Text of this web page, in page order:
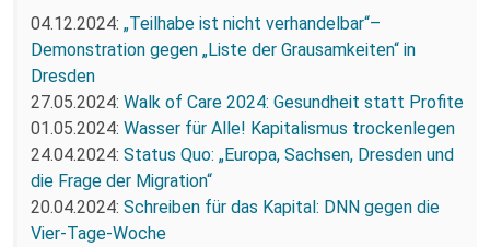
04.12.2024: „Teilhabe ist nicht verhandelbar“–
Demonstration gegen „Liste der Grausamkeiten“ in
Dresden
27.05.2024: Walk of Care 2024: Gesundheit statt Profite
01.05.2024: Wasser für Alle! Kapitalismus trockenlegen
24.04.2024: Status Quo: „Europa, Sachsen, Dresden und
die Frage der Migration“
20.04.2024: Schreiben für das Kapital: DNN gegen die
Vier-Tage-Woche